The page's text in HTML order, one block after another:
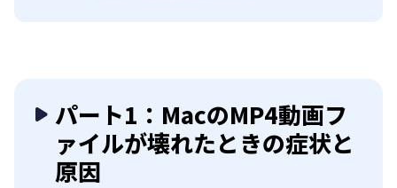
パート1：MacのMP4動画フ
ァイルが壊れたときの症状と
原因